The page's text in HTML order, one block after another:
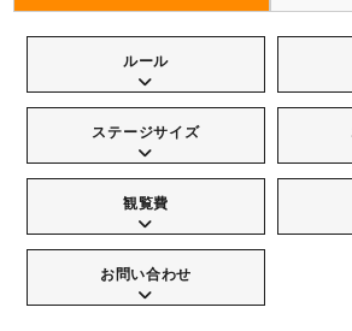
ルール
ステージサイズ
観覧費
お問い合わせ